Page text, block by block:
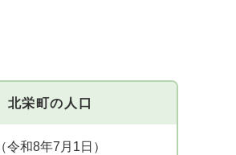
北栄町の人口
（令和8年7月1日）